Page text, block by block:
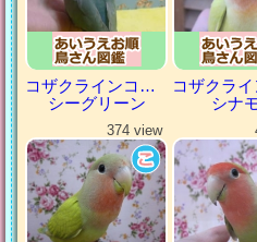
コザクラインコ（小桜インコ）
シーグリーン
シナ
374 view